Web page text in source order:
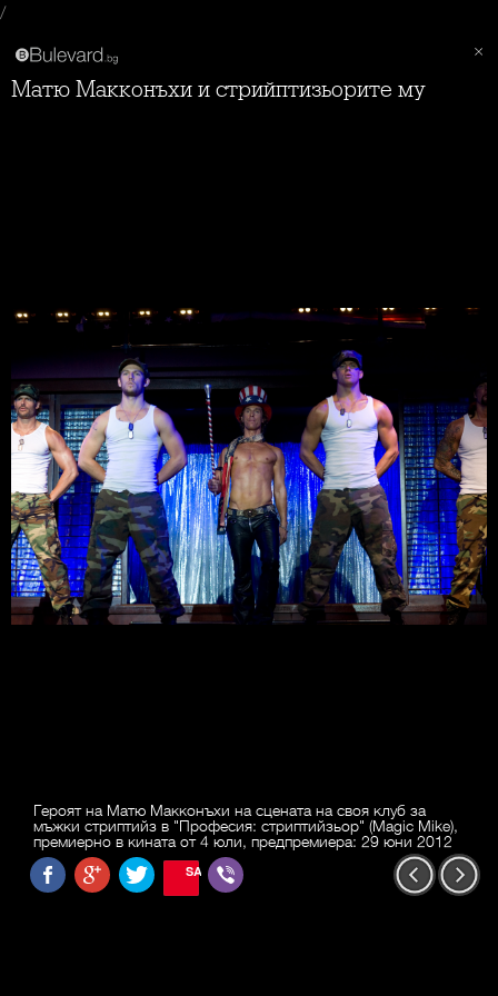
/
Матю Макконъхи и стрийптизьорите му
Героят на Матю Макконъхи на сцената на своя клуб за
мъжки стриптийз в "Професия: стриптийзьор" (Magic Mike),
премиерно в кината от 4 юли, предпремиера: 29 юни 2012
SAVE